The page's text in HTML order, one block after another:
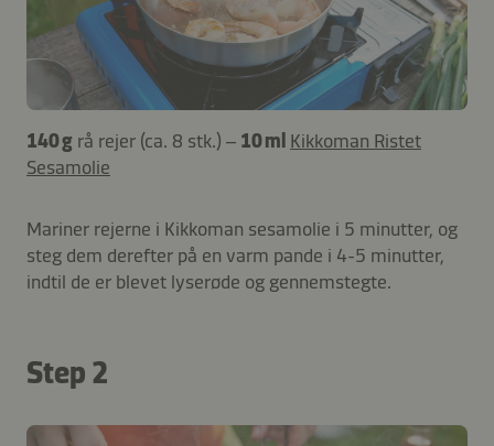
140 g rå rejer (ca. 8 stk.) – 10 ml Kikkoman Ristet
Sesamolie
Mariner rejerne i Kikkoman sesamolie i 5 minutter, og
steg dem derefter på en varm pande i 4-5 minutter,
indtil de er blevet lyserøde og gennemstegte.
Step 2